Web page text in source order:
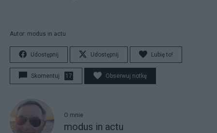
Autor: modus in actu
Udostępnij Udostępnij Lubię to!
Skomentuj 17 Obserwuj notkę
O mnie
modus in actu